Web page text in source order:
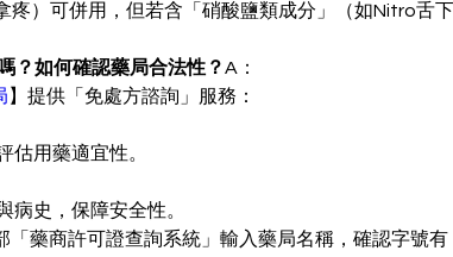
疼）可併用，但若含「硝酸鹽類成分」（如Nitro舌下
？如何確認藥局合法性？A：
】提供「免處方諮詢」服務：
估用藥適宜性。
病史，保障安全性。
「藥商許可證查詢系統」輸入藥局名稱，確認字號有